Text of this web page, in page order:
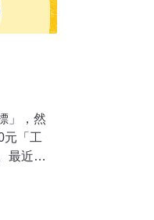
」，然
元「工
最近一
米挖工
要「搶